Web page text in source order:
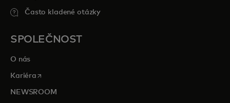
Často kladené otázky
SPOLEČNOST
O nás
Kariéra opens in a new tab
NEWSROOM